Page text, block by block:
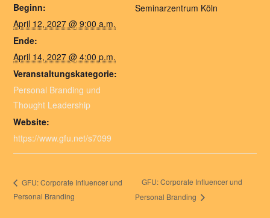
Beginn:
April 12, 2027 @ 9:00 a.m.
Ende:
April 14, 2027 @ 4:00 p.m.
Veranstaltungskategorie:
Personal Branding und
Thought Leadership
Website:
https://www.gfu.net/s7099
Seminarzentrum Köln
GFU: Corporate Influencer und
Personal Branding
GFU: Corporate Influencer und
Personal Branding